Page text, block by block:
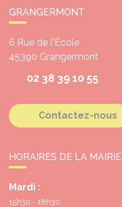
GRANGERMONT
6 Rue de l'École
45390 Grangermont
02 38 39 10 55
Contactez-nous
HORAIRES DE LA MAIRIE
Mardi :
15h30 - 18h30